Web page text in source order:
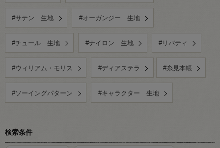
#サテン 生地 #オーガンジー 生地
#チュール 生地 #ナイロン 生地 #リバティ
#ウィリアム・モリス #ディアステラ #糸見本帳
#ソーイングパターン #キャラクター 生地
検索条件